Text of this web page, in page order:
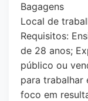
Bagagens
Local de
Requisitos:
de 28 anos;
público ou
para trabalhar
foco em